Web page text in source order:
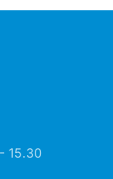
15.30